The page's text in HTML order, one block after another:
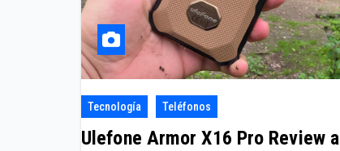
Tecnología Teléfonos
Ulefone Armor X16 Pro Review a